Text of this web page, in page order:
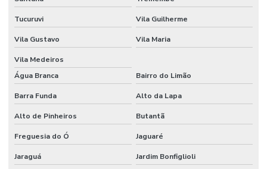
Empresa de construção de galpão
Empresa especializada em obra industrial
Empresa especializada em piso industrial
Empresa de obras e reformas
Empresa de piso industrial
Empresa de projetos arquitetônicos
Tucuruvi Vila Guilherme
Vila Gustavo Vila Maria
Vila Medeiros
Água Branca
Bairro do Limão
Barra Funda Alto da Lapa
Alto de Pinheiros Butantã
Freguesia do Ó Jaguaré
Jaraguá Jardim Bonfiglioli